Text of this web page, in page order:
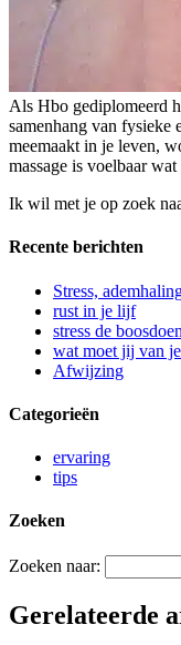
Als Hbo gediplomeerd
samenhang van fysieke
meemaakt in je leven,
massage is voelbaar
Ik wil met je op zoek
Recente berichten
Stress,
rust in je lijf
stress de
wat moet jij van
Afwijzing
Categorieën
ervaring
tips
Zoeken
Zoeken naar:
Gerelateerde